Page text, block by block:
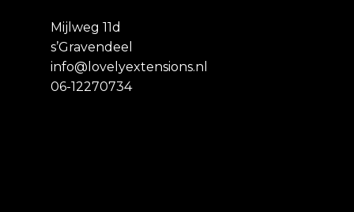
Mijlweg 11d
s’Gravendeel
info@lovelyextensions.nl
06-12270734